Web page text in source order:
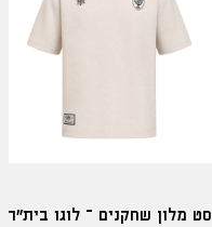
סט מלון שחקנים – לוגו בית"ר